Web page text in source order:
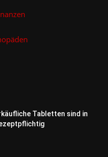
Tabletten sind in